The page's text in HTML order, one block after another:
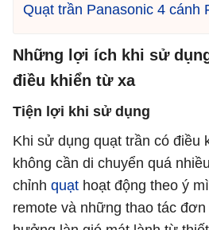
Quạt trần Panasonic 4 cánh
Những lợi ích khi sử
điều khiển từ xa
Tiện lợi khi sử dụng
Khi sử dụng quạt trần có điều
không cần di chuyển quá
chỉnh quạt hoạt động theo ý
remote và những thao tác